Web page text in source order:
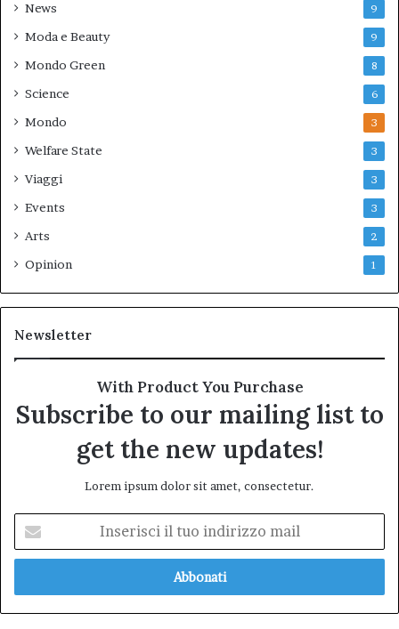
News 9
Moda e Beauty 9
Mondo Green 8
Science 6
Mondo 3
Welfare State 3
Viaggi 3
Events 3
Arts 2
Opinion 1
Newsletter
With Product You Purchase
Subscribe to our mailing list to
get the new updates!
Lorem ipsum dolor sit amet, consectetur.
tuo
mail